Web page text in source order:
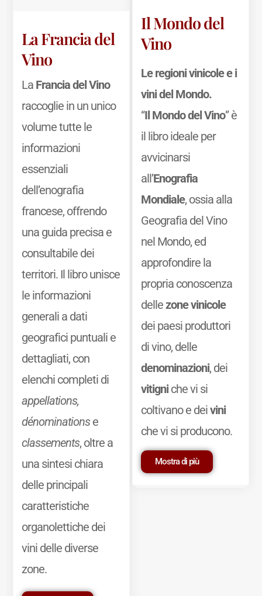
La Francia del
Vino
La Francia del Vino
raccoglie in un unico
volume tutte le
informazioni
essenziali
dell’enografia
francese, offrendo
una guida precisa e
consultabile dei
territori. Il libro unisce
le informazioni
generali a dati
geografici puntuali e
dettagliati, con
elenchi completi di
appellations,
dénominationse
classements, oltre a
una sintesi chiara
delle principali
caratteristiche
organolettiche dei
vini delle diverse
zone.
Il Mondo del
Vino
Le regioni vinicole e i
vini del Mondo.
“Il Mondo del Vino” è
il libro ideale per
avvicinarsi
all’Enografia
Mondiale, ossia alla
Geografia del Vino
nel Mondo, ed
approfondire la
propria conoscenza
dellezone vinicole
dei paesi produttori
di vino, delle
denominazioni, dei
vitigniche vi si
coltivano e deivini
che vi si producono.
Mostra di più